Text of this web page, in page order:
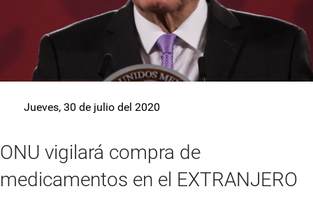
Jueves, 30 de julio del 2020
ONU vigilará compra de
medicamentos en el EXTRANJERO